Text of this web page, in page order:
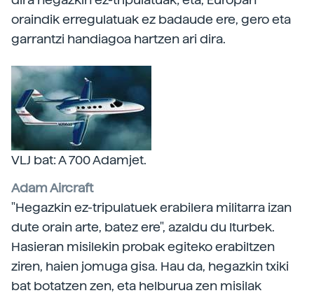
oraindik erregulatuak ez badaude ere, gero eta
garrantzi handiagoa hartzen ari dira.
VLJ bat: A 700 Adamjet.
Adam Aircraft
"Hegazkin ez-tripulatuek erabilera militarra izan
dute orain arte, batez ere", azaldu du Iturbek.
Hasieran misilekin probak egiteko erabiltzen
ziren, haien jomuga gisa. Hau da, hegazkin txiki
bat botatzen zen, eta helburua zen misilak